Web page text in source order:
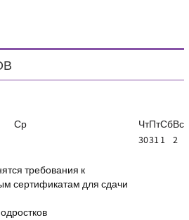
Ср ЧтПтСбВс
30311 2
требования к
сертификатам для сдачи